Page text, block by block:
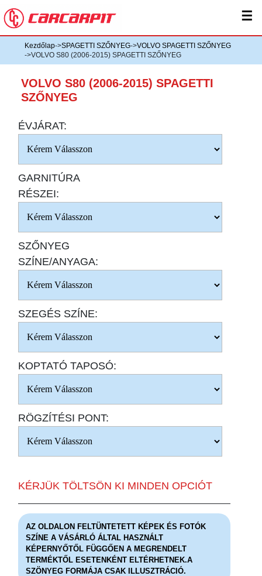
☰
Kezdőlap->SPAGETTI SZŐNYEG->VOLVO SPAGETTI SZŐNYEG
->VOLVO S80 (2006-2015) SPAGETTI SZŐNYEG
VOLVO S80 (2006-2015) SPAGETTI
SZŐNYEG
ÉVJÁRAT:
GARNITÚRA
RÉSZEI:
SZŐNYEG
SZÍNE/ANYAGA:
SZEGÉS SZÍNE:
KOPTATÓ TAPOSÓ:
RÖGZÍTÉSI PONT:
KÉRJÜK TÖLTSÖN KI MINDEN OPCIÓT
AZ OLDALON FELTÜNTETETT KÉPEK ÉS FOTÓK
SZÍNE A VÁSÁRLÓ ÁLTAL HASZNÁLT
KÉPERNYŐTŐL FÜGGŐEN A MEGRENDELT
TERMÉKTŐL ESETENKÉNT ELTÉRHETNEK.A
SZÖNYEG FORMÁJA CSAK ILLUSZTRÁCIÓ.